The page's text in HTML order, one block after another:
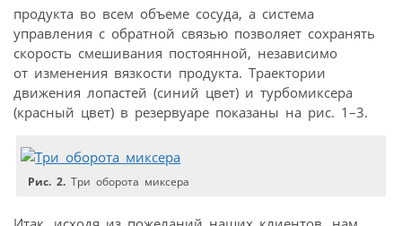
продукта во всем объеме сосуда, а система
управления с обратной связью позволяет сохранять
скорость смешивания постоянной, независимо
от изменения вязкости продукта. Траектории
движения лопастей (синий цвет) и турбомиксера
(красный цвет) в резервуаре показаны на рис. 1–3.
Рис. 2. Три оборота миксера